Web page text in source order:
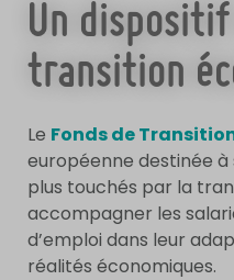
Un
transition
Le Fonds de
européenne destinée
plus touchés par la
accompagner les
d’emploi dans leur
réalités économiques.